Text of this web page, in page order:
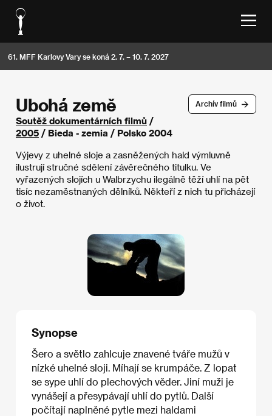
61. MFF Karlovy Vary se koná 2. 7. – 10. 7. 2027
Archív filmů
Ubohá země
Soutěž dokumentárních filmů /
2005 / Bieda - zemia / Polsko 2004
Výjevy z uhelné sloje a zasněžených hald výmluvně
ilustrují stručné sdělení závěrečného titulku. Ve
vyřazených slojích u Walbrzychu ilegálně těží uhlí na pět
tisíc nezaměstnaných dělníků. Někteří z nich tu přicházejí
o život.
Synopse
Šero a světlo zahlcuje znavené tváře mužů v
nízké uhelné sloji. Míhají se krumpáče. Z lopat
se sype uhlí do plechových věder. Jiní muži je
vynášejí a přesypávají uhlí do pytlů. Další
počítají naplněné pytle mezi haldami